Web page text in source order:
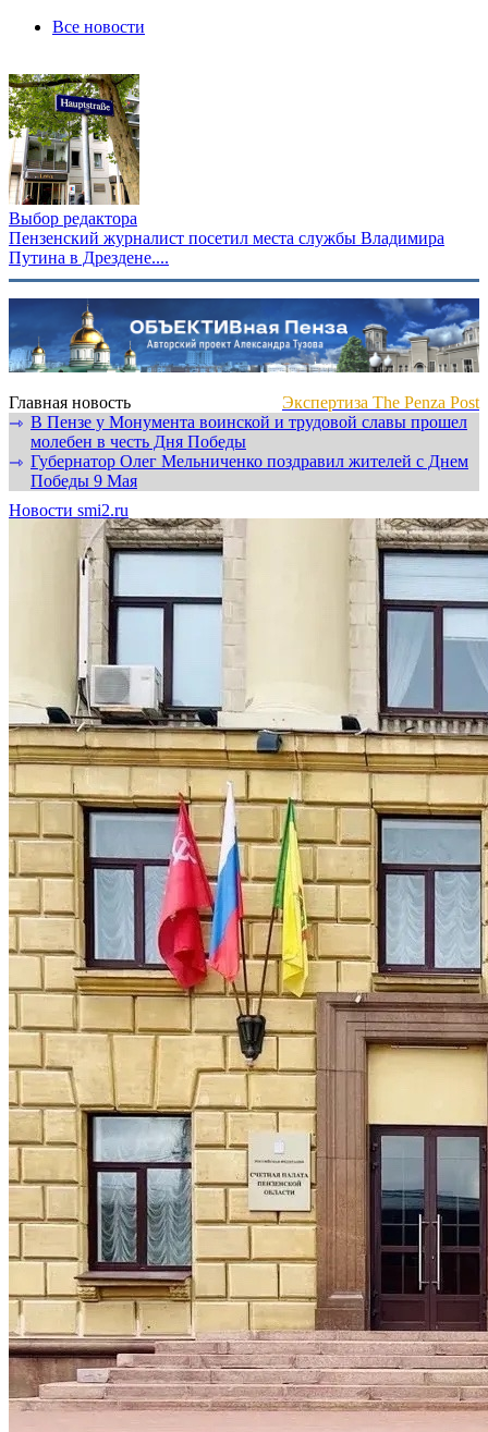
Все новости
Выбор редактора
Пензенский журналист посетил места службы Владимира
Путина в Дрездене....
Главная новость
Экспертиза The Penza Post
⇾ В Пензе у Монумента воинской и трудовой славы прошел
молебен в честь Дня Победы
⇾ Губернатор Олег Мельниченко поздравил жителей с Днем
Победы 9 Мая
Новости smi2.ru